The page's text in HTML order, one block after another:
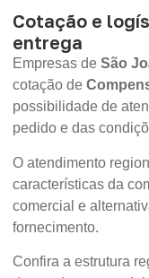
Cotação e
entrega
Empresas de São
cotação de
possibilidade de
pedido e das
O atendimento
características da
comercial e
fornecimento.
Confira a estrutura